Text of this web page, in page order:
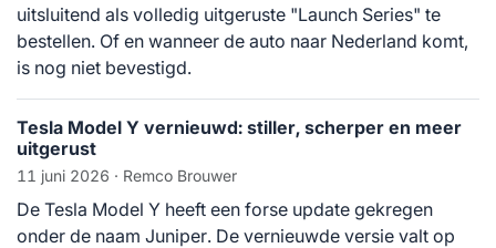
uitsluitend als volledig uitgeruste "Launch Series" te
bestellen. Of en wanneer de auto naar Nederland komt,
is nog niet bevestigd.
Tesla Model Y vernieuwd: stiller, scherper en meer
uitgerust
11 juni 2026 · Remco Brouwer
De Tesla Model Y heeft een forse update gekregen
onder de naam Juniper. De vernieuwde versie valt op